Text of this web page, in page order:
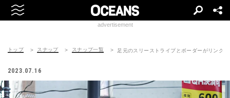
advertisement
トップ スナップ スナップ一覧 足元のスリーストライプとボーダーがリンク
2023.07.16